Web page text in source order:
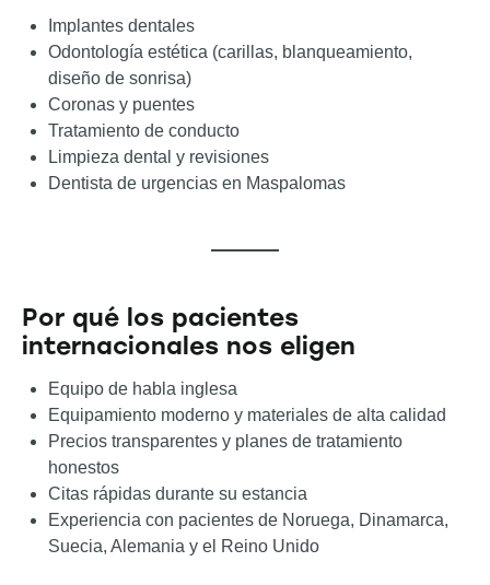
Implantes dentales
Odontología estética (carillas, blanqueamiento,
diseño de sonrisa)
Coronas y puentes
Tratamiento de conducto
Limpieza dental y revisiones
Dentista de urgencias en Maspalomas
Por qué los pacientes
internacionales nos eligen
Equipo de habla inglesa
Equipamiento moderno y materiales de alta calidad
Precios transparentes y planes de tratamiento
honestos
Citas rápidas durante su estancia
Experiencia con pacientes de Noruega, Dinamarca,
Suecia, Alemania y el Reino Unido